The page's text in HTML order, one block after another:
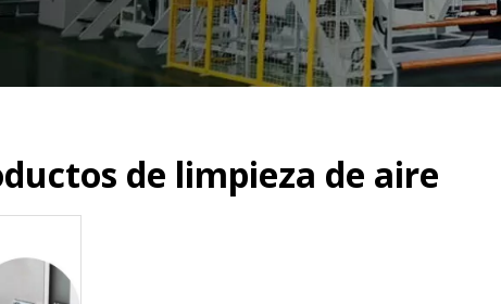
de limpieza de aire